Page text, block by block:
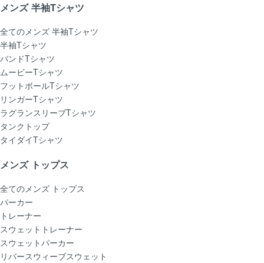
メンズ 半袖Tシャツ
全てのメンズ 半袖Tシャツ
半袖Tシャツ
バンドTシャツ
ムービーTシャツ
フットボールTシャツ
リンガーTシャツ
ラグランスリーブTシャツ
タンクトップ
タイダイTシャツ
メンズ トップス
全てのメンズ トップス
パーカー
トレーナー
スウェットトレーナー
スウェットパーカー
リバースウィーブスウェット